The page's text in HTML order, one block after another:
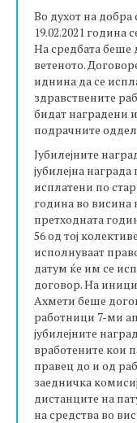
Во духот на
19.02.2021 година
На средбата беше
ветеното.
иднина да се
здравствените
бидат наградени
подрачните
Јубилејните
јубилејна награда
исплатени по
година во висина
претходната
56 од тој
исполнуваат
датум ќе им се
договор. На
Ахмети беше
работници 7-ми
јубилејните
вработените кои
правец до и од
заедничка
дистанците на
на средства во